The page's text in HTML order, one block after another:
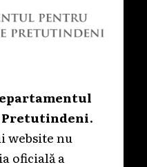
Pretutindeni.
website nu
oficială a